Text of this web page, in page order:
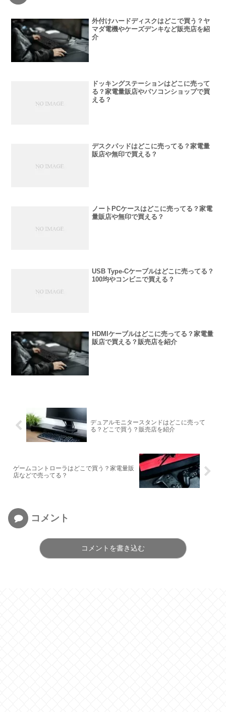
外付けハードディスクはどこで買う？ヤ
マダ電機やケーズデンキなど販売店を紹
介
ドッキングステーションはどこに売って
る？家電量販店やパソコンショップで買
える？
デスクパッドはどこに売ってる？家電量
販店や無印で買える？
ノートPCケースはどこに売ってる？家電
量販店や無印で買える？
USB Type-Cケーブルはどこに売ってる？
100均やコンビニで買える？
HDMIケーブルはどこに売ってる？家電量
販店で買える？販売店を紹介
デュアルモニタースタンドはどこに売って
る？どこで買う？販売店を紹介
ゲームコントローラはどこで買う？家電量販
店などで売ってる？
コメント
コメントを書き込む